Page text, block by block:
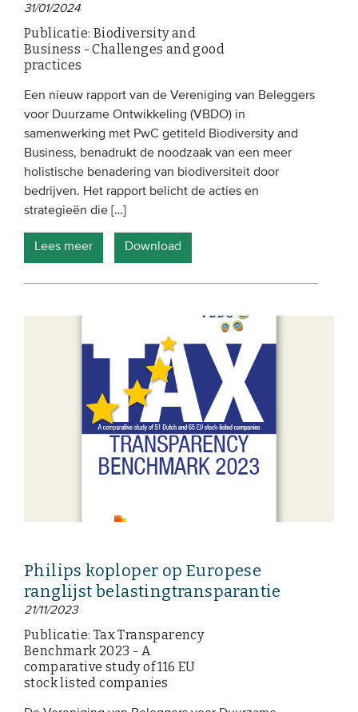
31/01/2024
Publicatie: Biodiversity and
Business - Challenges and good
practices
Een nieuw rapport van de Vereniging van Beleggers
voor Duurzame Ontwikkeling (VBDO) in
samenwerking met PwC getiteld Biodiversity and
Business, benadrukt de noodzaak van een meer
holistische benadering van biodiversiteit door
bedrijven. Het rapport belicht de acties en
strategieën die […]
Lees meer Download
Philips koploper op Europese
ranglijst belastingtransparantie
21/11/2023
Publicatie: Tax Transparency
Benchmark 2023 - A
comparative study of 116 EU
stock listed companies